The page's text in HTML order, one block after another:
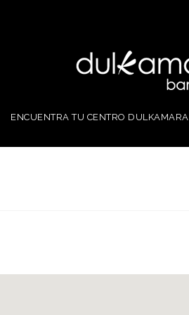
ENCUENTRA TU CENTRO DULKAMARA